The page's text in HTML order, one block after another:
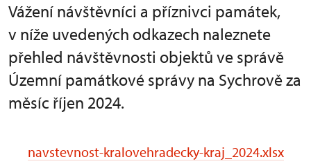
Vážení návštěvníci a příznivci památek,
v níže uvedených odkazech naleznete
přehled návštěvnosti objektů ve správě
Územní památkové správy na Sychrově za
měsíc říjen 2024.
navstevnost-kralovehradecky-kraj_2024.xlsx